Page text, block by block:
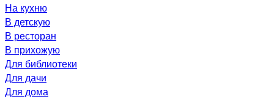
На кухню
В детскую
В ресторан
В прихожую
Для библиотеки
Для дачи
Для дома